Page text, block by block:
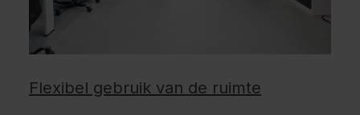
Flexibel gebruik van de ruimte